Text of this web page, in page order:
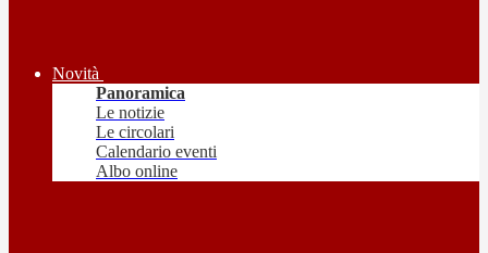
Novità
Panoramica
Le notizie
Le circolari
Calendario eventi
Albo online